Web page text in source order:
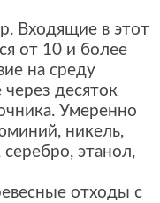
Входящие в этот
от 10 и более
на среду
десяток
Умеренно
никель,
этанол,
отходы с